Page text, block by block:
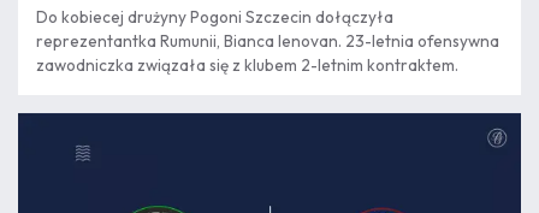
Do kobiecej drużyny Pogoni Szczecin dołączyła
reprezentantka Rumunii, Bianca Ienovan. 23-letnia ofensywna
zawodniczka związała się z klubem 2-letnim kontraktem.
16:28